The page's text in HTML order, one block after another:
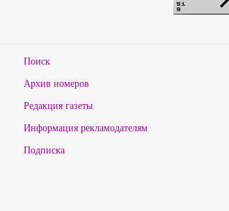
Поиск
Архив номеров
Редакция газеты
Информация рекламодателям
Подписка